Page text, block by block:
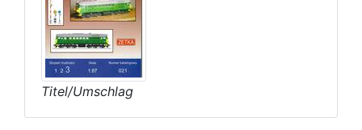
Titel/Umschlag